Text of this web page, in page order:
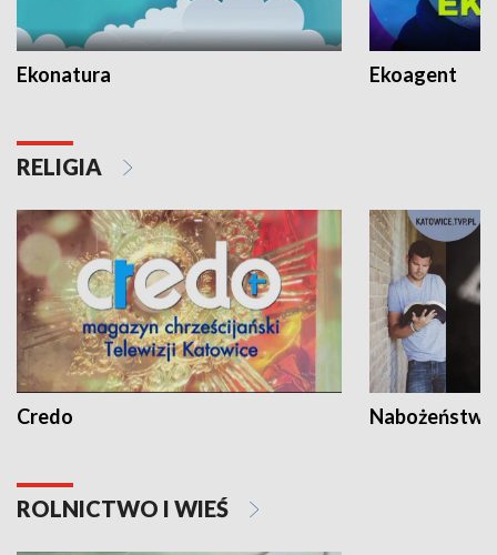
Ekonatura Ekoagent
RELIGIA
Credo
ROLNICTWO I WIEŚ